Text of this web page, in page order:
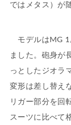
ではメタス）が
モデルはMG
ました。砲身が
っとしたジオラ
変形は差し替え
リガー部分を回
スーツに比べて